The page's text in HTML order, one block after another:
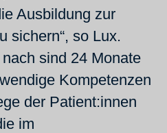
Ausbildung zur
sichern“, so Lux.
sind 24 Monate
Kompetenzen
der Patient:innen
im